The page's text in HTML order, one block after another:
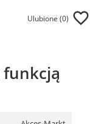
Ulubione (0)
funkcją